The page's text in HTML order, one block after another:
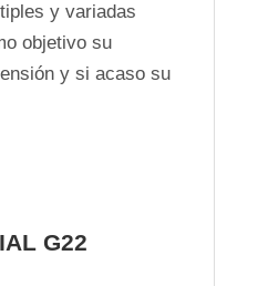
y variadas
objetivo su
y si acaso su
G22